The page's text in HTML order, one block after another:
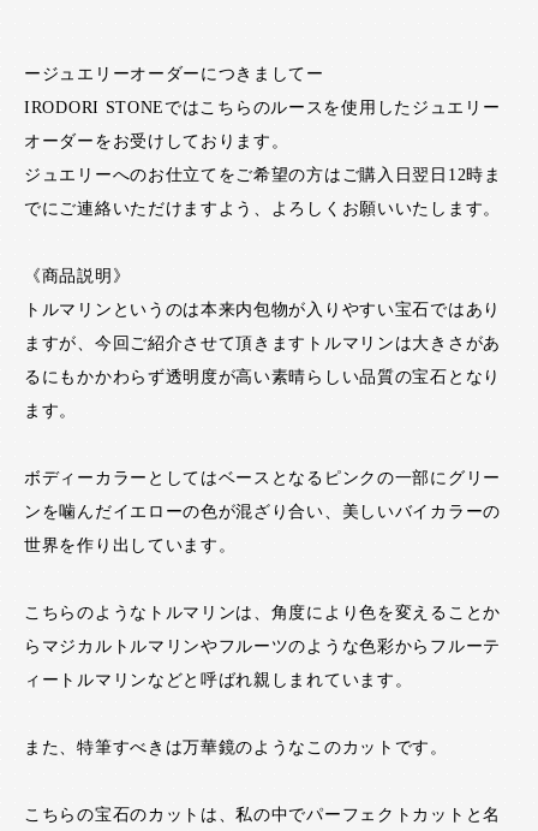
ージュエリーオーダーにつきましてー
IRODORI STONEではこちらのルースを使用したジュエリー
オーダーをお受けしております。
ジュエリーへのお仕立てをご希望の方はご購入日翌日12時ま
でにご連絡いただけますよう、よろしくお願いいたします。
《商品説明》
トルマリンというのは本来内包物が入りやすい宝石ではあり
ますが、今回ご紹介させて頂きますトルマリンは大きさがあ
るにもかかわらず透明度が高い素晴らしい品質の宝石となり
ます。
ボディーカラーとしてはベースとなるピンクの一部にグリー
ンを噛んだイエローの色が混ざり合い、美しいバイカラーの
世界を作り出しています。
こちらのようなトルマリンは、角度により色を変えることか
らマジカルトルマリンやフルーツのような色彩からフルーテ
ィートルマリンなどと呼ばれ親しまれています。
また、特筆すべきは万華鏡のようなこのカットです。
こちらの宝石のカットは、私の中でパーフェクトカットと名